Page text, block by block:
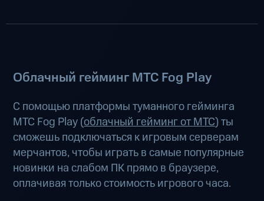
Облачный гейминг МТС Fog Play
С помощью платформы туманного гейминга
МТС Fog Play (облачный гейминг от МТС) ты
сможешь подключаться к игровым серверам
мерчантов, чтобы играть в самые популярные
новинки на слабом ПК прямо в браузере,
оплачивая только стоимость игрового часа.